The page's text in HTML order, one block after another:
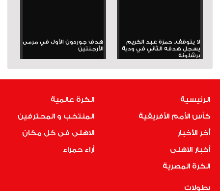
لا يتوقف.. حمزة عبد الكريم
يسجل هدفه الثاني في ودية
برشلونة
هدف جوردون الأول في مرمى
الأرجنتين
الرئيسية
كأس الأمم الأفريقية
أخر الأخبار
أخبار الاهلى
الكرة المصرية
الكرة عالمية
المنتخب و المحترفين
الاهلى فى كل مكان
أراء حمراء
بطولات